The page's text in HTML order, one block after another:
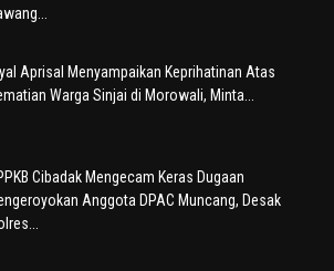
Aprisal Menyampaikan Keprihatinan Atas
Warga Sinjai di Morowali, Minta...
Cibadak Mengecam Keras Dugaan
Anggota DPAC Muncang, Desak